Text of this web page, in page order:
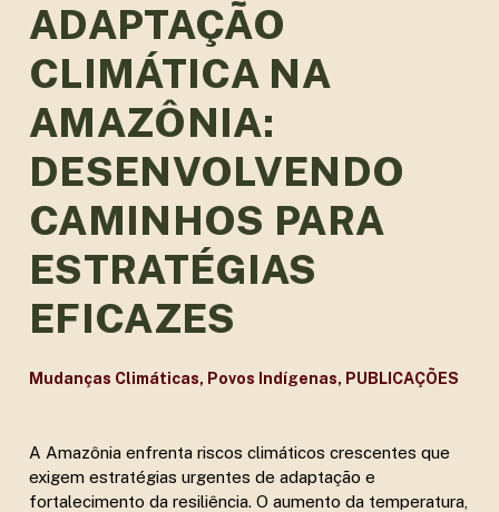
ADAPTAÇÃO
CLIMÁTICA NA
AMAZÔNIA:
DESENVOLVENDO
CAMINHOS PARA
ESTRATÉGIAS
EFICAZES
Mudanças Climáticas, Povos Indígenas, PUBLICAÇÕES
A Amazônia enfrenta riscos climáticos crescentes que
exigem estratégias urgentes de adaptação e
fortalecimento da resiliência. O aumento da temperatura,